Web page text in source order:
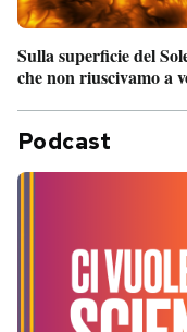
Sulla superficie del
che non riuscivamo a
Podcast